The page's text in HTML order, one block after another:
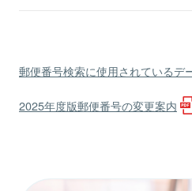
郵便番号検索に使用されているデ
2025年度版郵便番号の変更案内